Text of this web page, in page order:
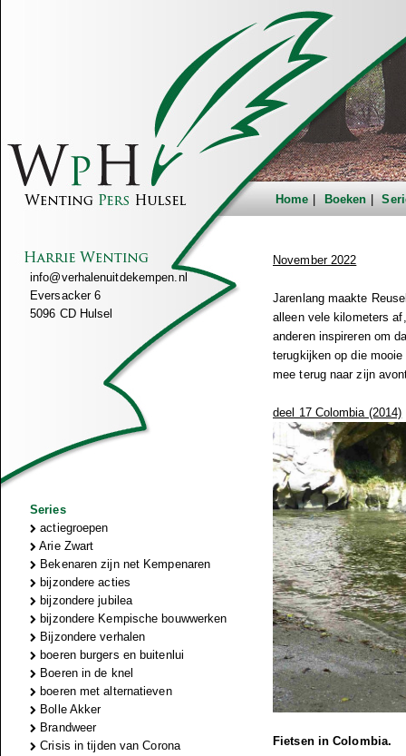
Home Boeken
info@verhalenuitdekempen.nl
Eversacker 6
5096 CD Hulsel
Series
actiegroepen
Arie Zwart
Bekenaren zijn net Kempenaren
bijzondere acties
bijzondere jubilea
bijzondere Kempische bouwwerken
Bijzondere verhalen
boeren burgers en buitenlui
Boeren in de knel
boeren met alternatieven
Bolle Akker
Brandweer
Crisis in tijden van Corona
November 2022
Jarenlang maakte
alleen vele kilometers
anderen inspireren om
terugkijken op die
mee terug naar zijn
deel 17 Colombia (2014)
Fietsen in Colombia.